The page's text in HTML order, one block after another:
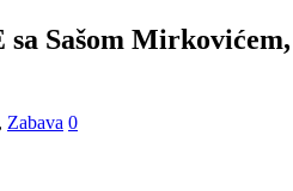
Sašom
, Zabava 0